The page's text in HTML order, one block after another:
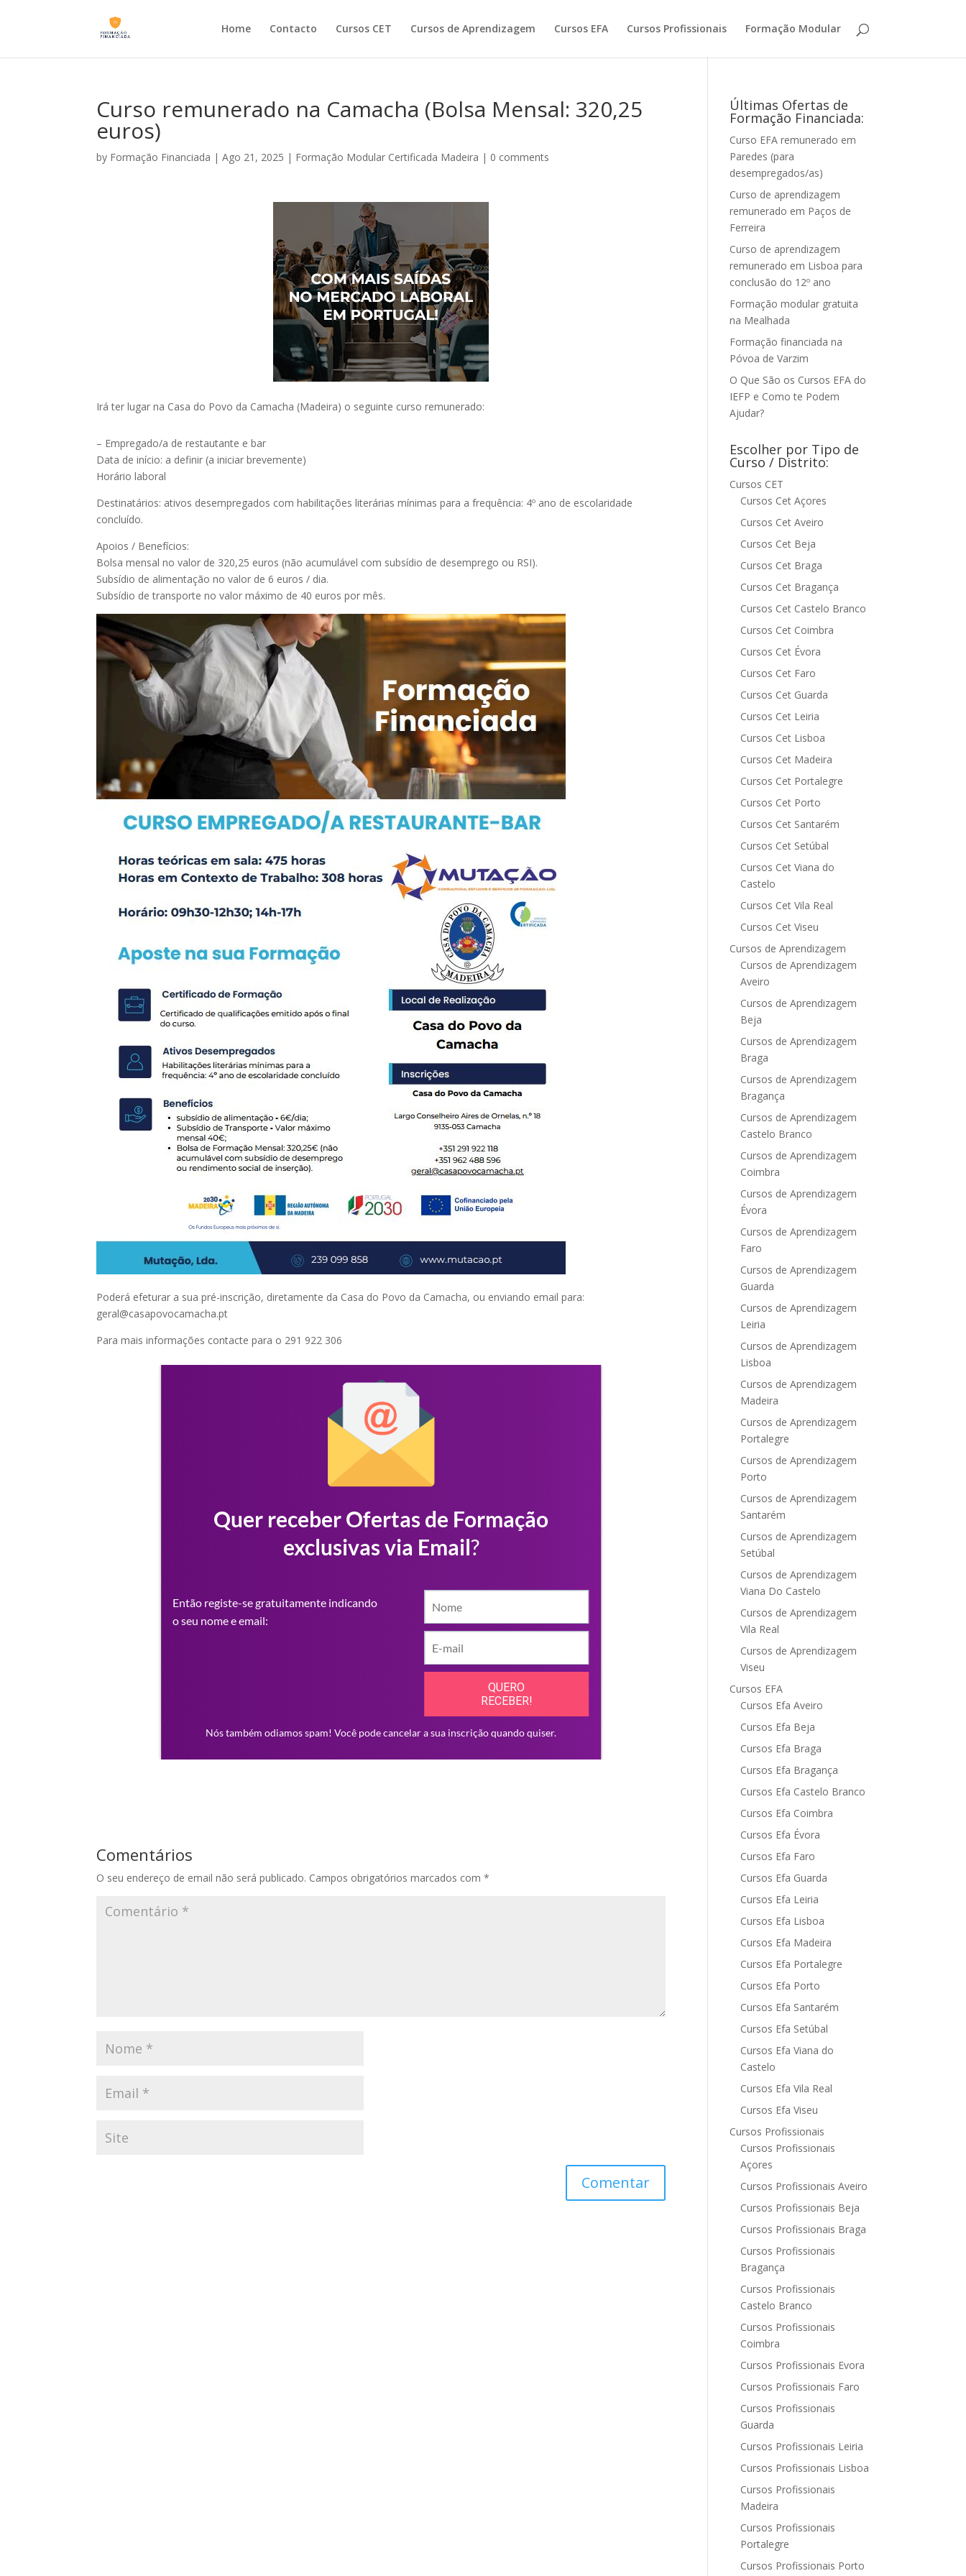
Home Contacto Cursos CET Cursos de Aprendizagem Cursos EFA Cursos Profissionais Formação Modular
Curso remunerado na Camacha (Bolsa Mensal: 320,25
euros)
by Formação Financiada |Ago 21, 2025 | Formação Modular Certificada Madeira | 0 comments
Irá ter lugar na Casa do Povo da Camacha (Madeira) o seguinte curso remunerado:
– Empregado/a de restautante e bar
Data de início: a definir (a iniciar brevemente)
Horário laboral
Destinatários: ativos desempregados com habilitações literárias mínimas para a frequência: 4º ano de escolaridade
concluído.
Apoios / Benefícios:
Bolsa mensal no valor de 320,25 euros (não acumulável com subsídio de desemprego ou RSI).
Subsídio de alimentação no valor de 6 euros / dia.
Subsídio de transporte no valor máximo de 40 euros por mês.
Poderá efeturar a sua pré-inscrição, diretamente da Casa do Povo da Camacha, ou enviando email para:
geral@casapovocamacha.pt
Para mais informações contacte para o 291 922 306
Comentários
O seu endereço de email não será publicado. Campos obrigatórios marcados com*
Últimas Ofertas de
Formação Financiada:
Curso EFA remunerado em
Paredes (para
desempregados/as)
Curso de aprendizagem
remunerado em Paços de
Ferreira
Curso de aprendizagem
remunerado em Lisboa para
conclusão do 12º ano
Formação modular gratuita
na Mealhada
Formação financiada na
Póvoa de Varzim
O Que São os Cursos EFA do
IEFP e Como te Podem
Ajudar?
Escolher por Tipo de
Curso / Distrito:
Cursos CET
Cursos Cet Açores
Cursos Cet Aveiro
Cursos Cet Beja
Cursos Cet Braga
Cursos Cet Bragança
Cursos Cet Castelo Branco
Cursos Cet Coimbra
Cursos Cet Évora
Cursos Cet Faro
Cursos Cet Guarda
Cursos Cet Leiria
Cursos Cet Lisboa
Cursos Cet Madeira
Cursos Cet Portalegre
Cursos Cet Porto
Cursos Cet Santarém
Cursos Cet Setúbal
Cursos Cet Viana do
Castelo
Cursos Cet Vila Real
Cursos Cet Viseu
Cursos de Aprendizagem
Cursos de Aprendizagem
Aveiro
Cursos de Aprendizagem
Beja
Cursos de Aprendizagem
Braga
Cursos de Aprendizagem
Bragança
Cursos de Aprendizagem
Castelo Branco
Cursos de Aprendizagem
Coimbra
Cursos de Aprendizagem
Évora
Cursos de Aprendizagem
Faro
Cursos de Aprendizagem
Guarda
Cursos de Aprendizagem
Leiria
Cursos de Aprendizagem
Lisboa
Cursos de Aprendizagem
Madeira
Cursos de Aprendizagem
Portalegre
Cursos de Aprendizagem
Porto
Cursos de Aprendizagem
Santarém
Cursos de Aprendizagem
Setúbal
Cursos de Aprendizagem
Viana Do Castelo
Cursos de Aprendizagem
Vila Real
Cursos de Aprendizagem
Viseu
Cursos EFA
Cursos Efa Aveiro
Cursos Efa Beja
Cursos Efa Braga
Cursos Efa Bragança
Cursos Efa Castelo Branco
Cursos Efa Coimbra
Cursos Efa Évora
Cursos Efa Faro
Cursos Efa Guarda
Cursos Efa Leiria
Cursos Efa Lisboa
Cursos Efa Madeira
Cursos Efa Portalegre
Cursos Efa Porto
Cursos Efa Santarém
Cursos Efa Setúbal
Cursos Efa Viana do
Castelo
Cursos Efa Vila Real
Cursos Efa Viseu
Cursos Profissionais
Cursos Profissionais
Açores
Cursos Profissionais Aveiro
Cursos Profissionais Beja
Cursos Profissionais Braga
Cursos Profissionais
Bragança
Cursos Profissionais
Castelo Branco
Cursos Profissionais
Coimbra
Cursos Profissionais Evora
Cursos Profissionais Faro
Cursos Profissionais
Guarda
Cursos Profissionais Leiria
Cursos Profissionais Lisboa
Cursos Profissionais
Madeira
Cursos Profissionais
Portalegre
Cursos Profissionais Porto